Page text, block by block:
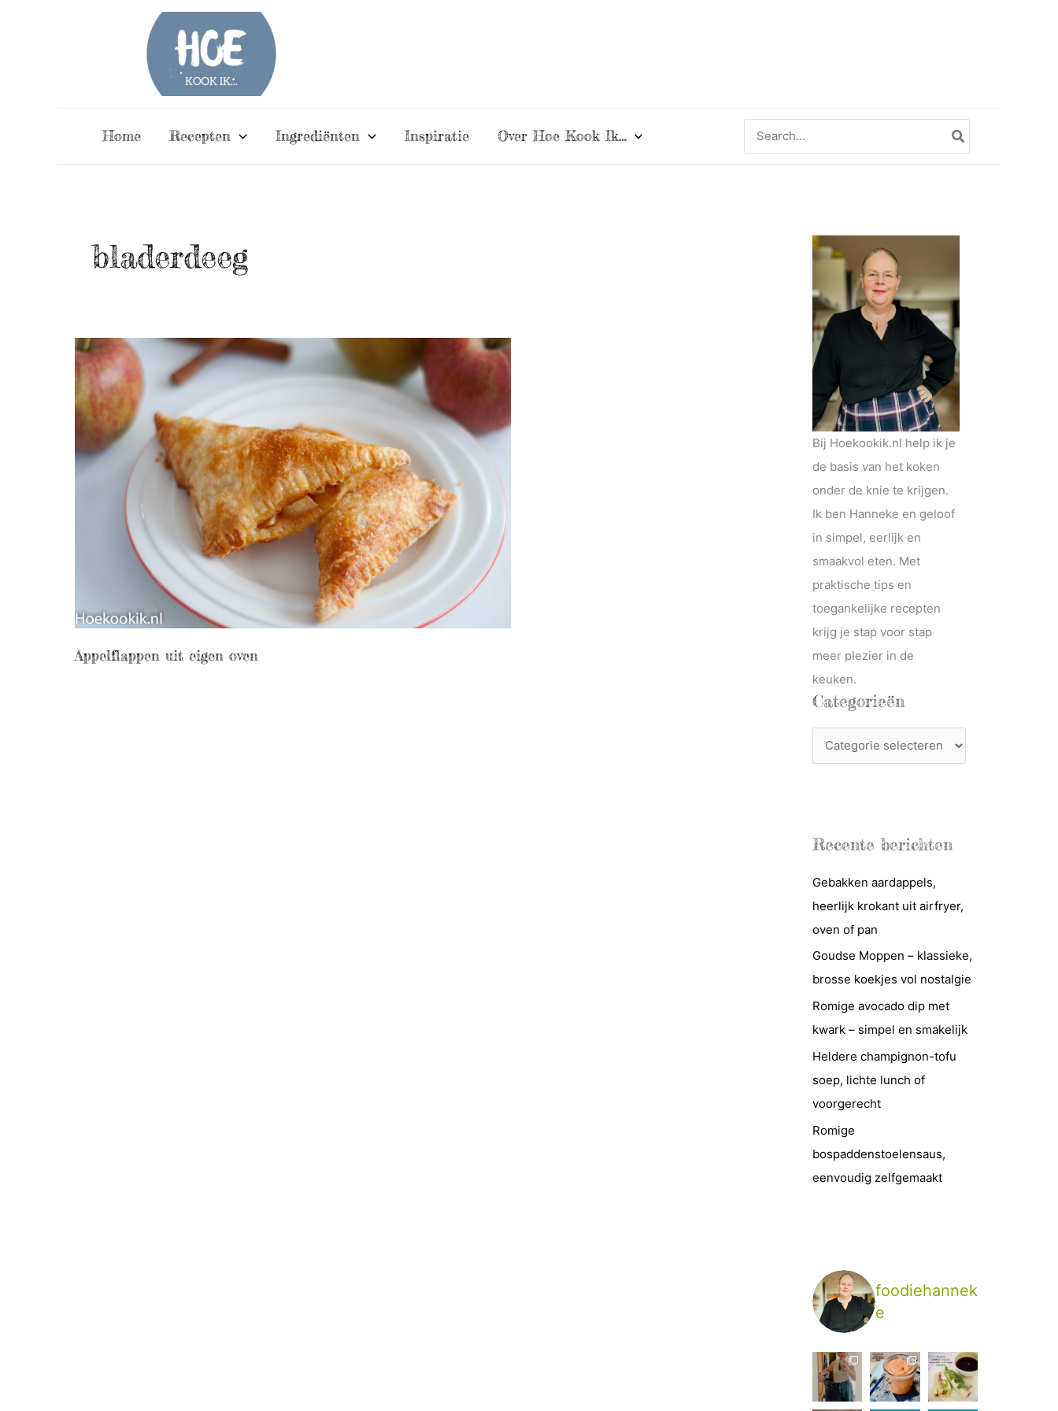
Home Recepten Ingrediënten Inspiratie Over Hoe Kook Ik…
naar:
bladerdeeg
Appelflappen uit eigen oven
Bij Hoekookik.nl help ik je
de basis van het koken
onder de knie te krijgen.
Ik ben Hanneke en geloof
in simpel, eerlijk en
smaakvol eten. Met
praktische tips en
toegankelijke recepten
krijg je stap voor stap
meer plezier in de
keuken.
Categorieën
a
r
i
e
ë
n
Recente berichten
Gebakken aardappels,
heerlijk krokant uit airfryer,
oven of pan
Goudse Moppen – klassieke,
brosse koekjes vol nostalgie
Romige avocado dip met
kwark – simpel en smakelijk
Heldere champignon-tofu
soep, lichte lunch of
voorgerecht
Romige
bospaddenstoelensaus,
eenvoudig zelfgemaakt
foodiehannek
e